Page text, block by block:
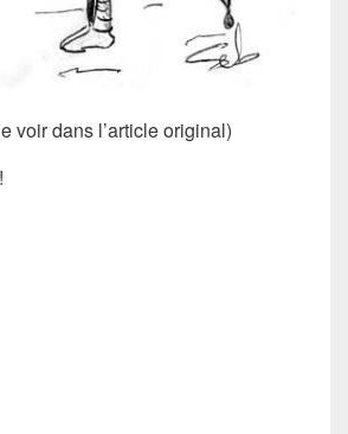
voir dans l’article original)